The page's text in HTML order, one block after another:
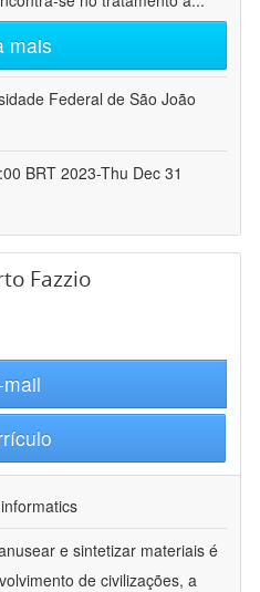
mais
Federal de São João
BRT 2023-Thu Dec 31
Fazzio
e sintetizar materiais é
de civilizações, a